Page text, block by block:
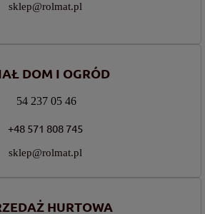
sklep@rolmat.pl
DOM I OGRÓD
54 237 05 46
+48 571 808 745
sklep@rolmat.pl
HURTOWA